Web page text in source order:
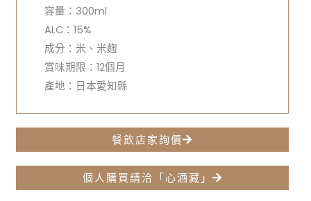
容量：300ml
ALC：15%
成分：米、米麴
賞味期限：12個月
產地：日本愛知縣
餐飲店家詢價
個人購買請洽「心酒藏」